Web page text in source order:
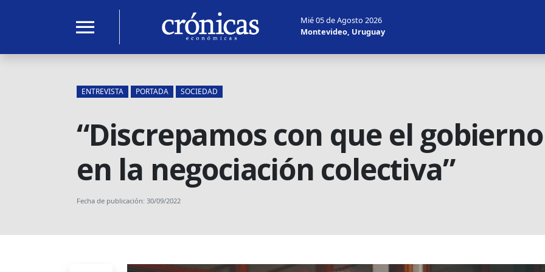
menu
Mié 05 de Agosto 2026
Montevideo, Uruguay
ENTREVISTA PORTADA SOCIEDAD
“Discrepamos con que el
en la negociación colectiva”
Fecha de publicación: 30/09/2022